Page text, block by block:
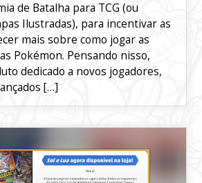
de Batalha para TCG (ou
Ilustradas), para incentivar as
mais sobre como jogar as
Pokémon. Pensando nisso,
dedicado a novos jogadores,
[…]